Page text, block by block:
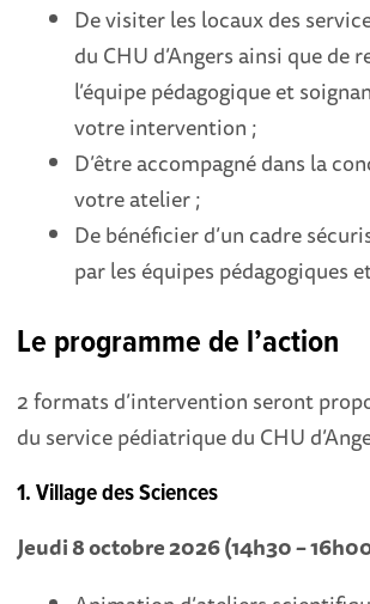
De visiter les locaux des
du CHU d’Angers ainsi que de
l’équipe pédagogique et
votre intervention ;
D’être accompagné dans la
votre atelier ;
De bénéficier d’un cadre
par les équipes pédagogiques
Le programme de l’action
2 formats d’intervention seront
du service pédiatrique du CHU
1. Village des Sciences
Jeudi 8 octobre 2026 (14h30 –